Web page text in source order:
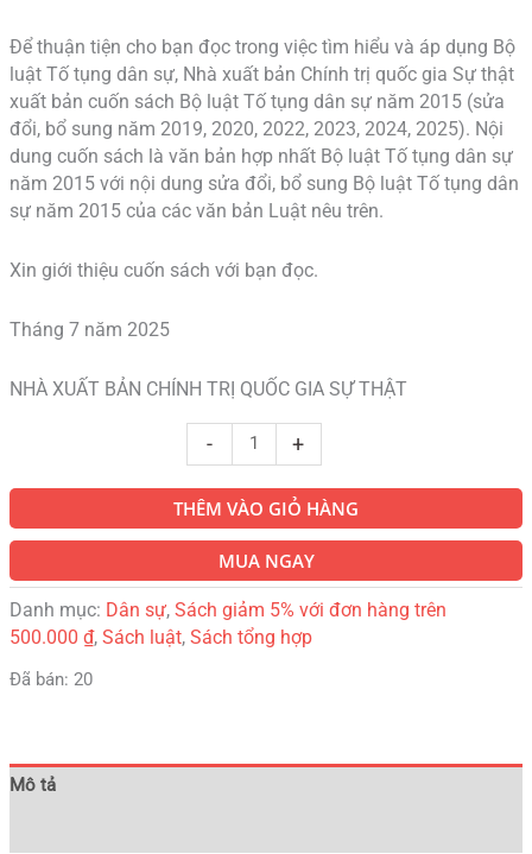
Để thuận tiện cho bạn đọc trong việc tìm hiểu và áp dụng Bộ
luật Tố tụng dân sự, Nhà xuất bản Chính trị quốc gia Sự thật
xuất bản cuốn sách Bộ luật Tố tụng dân sự năm 2015 (sửa
đổi, bổ sung năm 2019, 2020, 2022, 2023, 2024, 2025). Nội
dung cuốn sách là văn bản hợp nhất Bộ luật Tố tụng dân sự
năm 2015 với nội dung sửa đổi, bổ sung Bộ luật Tố tụng dân
sự năm 2015 của các văn bản Luật nêu trên.
Xin giới thiệu cuốn sách với bạn đọc.
Tháng 7 năm 2025
NHÀ XUẤT BẢN CHÍNH TRỊ QUỐC GIA SỰ THẬT
- +
THÊM VÀO GIỎ HÀNG
MUA NGAY
Danh mục: Dân sự, Sách giảm 5% với đơn hàng trên
500.000 ₫, Sách luật, Sách tổng hợp
Đã bán: 20
Mô tả